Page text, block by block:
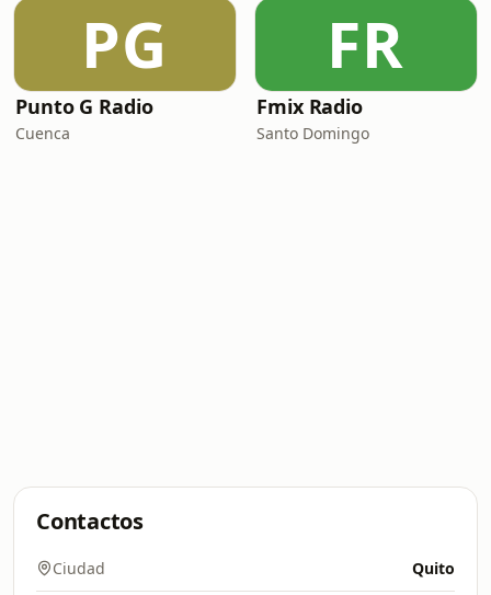
PG
Punto G Radio
Cuenca
FR
Fmix Radio
Santo Domingo
Contactos
Ciudad Quito